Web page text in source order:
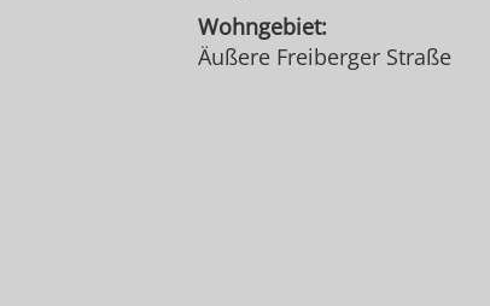
Wohngebiet:
Äußere Freiberger Straße